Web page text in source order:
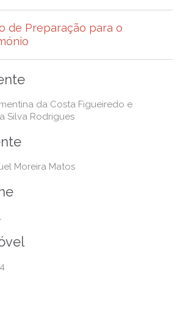
de Preparação para o
da Costa Figueiredo e
Silva Rodrigues
Moreira Matos